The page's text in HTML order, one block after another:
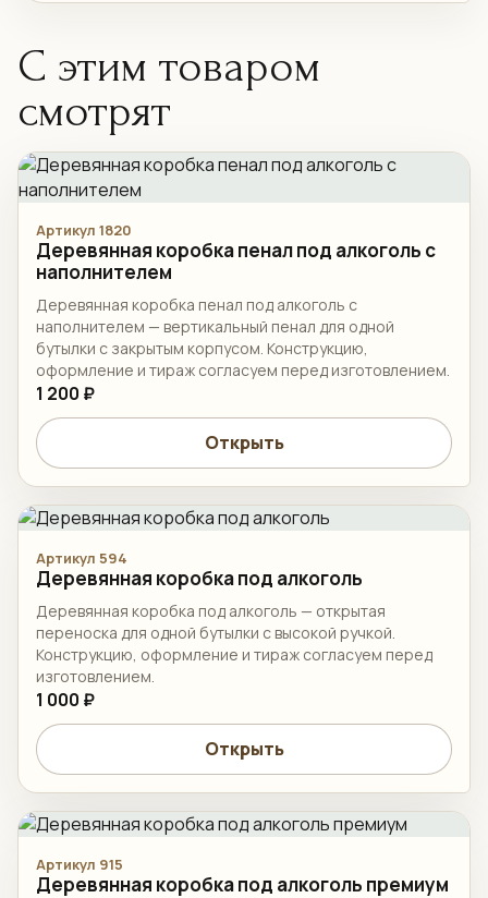
С этим товаром
смотрят
Артикул 1820
Деревянная коробка пенал под алкоголь с
наполнителем
Деревянная коробка пенал под алкоголь с
наполнителем — вертикальный пенал для одной
бутылки с закрытым корпусом. Конструкцию,
оформление и тираж согласуем перед изготовлением.
1 200 ₽
Открыть
Артикул 594
Деревянная коробка под алкоголь
Деревянная коробка под алкоголь — открытая
переноска для одной бутылки с высокой ручкой.
Конструкцию, оформление и тираж согласуем перед
изготовлением.
1 000 ₽
Открыть
Артикул 915
Деревянная коробка под алкоголь премиум